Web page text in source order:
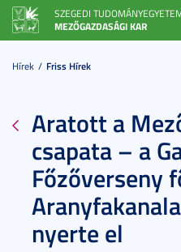
SZEGEDI
MEZŐGAZDASÁGI KAR
Hírek Friss Hírek
Aratott a
csapata – a
Főzőverseny
nyerte el